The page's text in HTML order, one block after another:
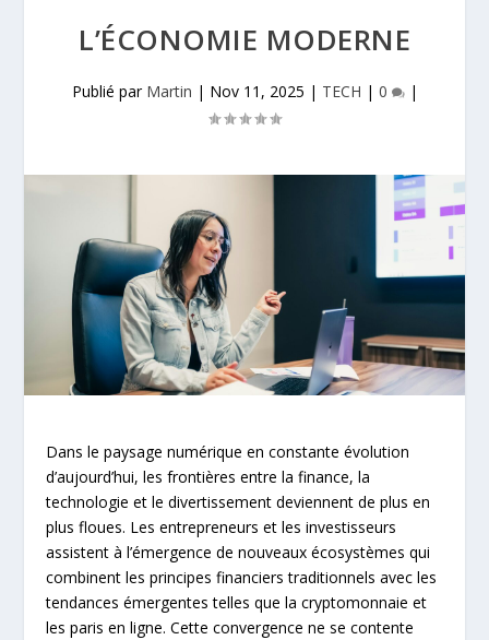
L’ÉCONOMIE MODERNE
Publié par Martin | Nov 11, 2025 | TECH | 0 |
Dans le paysage numérique en constante évolution
d’aujourd’hui, les frontières entre la finance, la
technologie et le divertissement deviennent de plus en
plus floues. Les entrepreneurs et les investisseurs
assistent à l’émergence de nouveaux écosystèmes qui
combinent les principes financiers traditionnels avec les
tendances émergentes telles que la cryptomonnaie et
les paris en ligne. Cette convergence ne se contente